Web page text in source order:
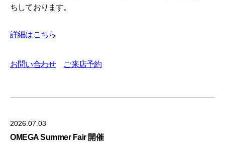
ちしております。
詳細はこちら
お問い合わせ ご来店予約
2026.07.03
OMEGA Summer Fair 開催